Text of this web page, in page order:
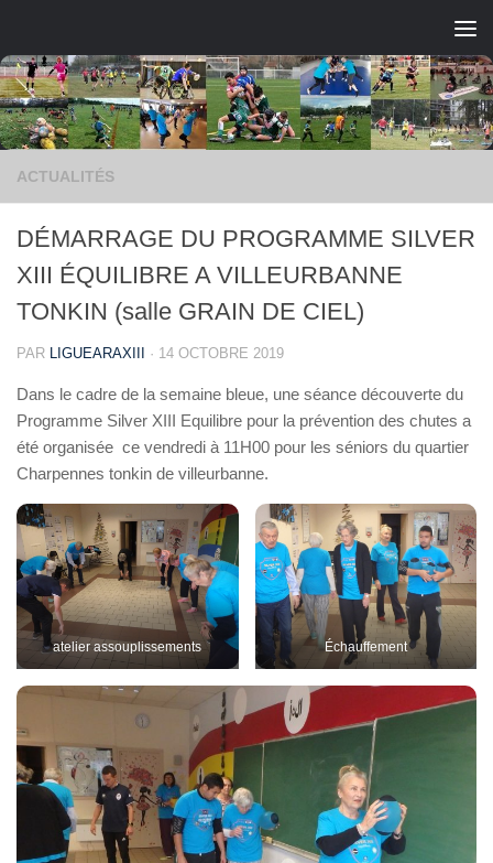
ACTUALITÉS
DÉMARRAGE DU PROGRAMME SILVER
XIII ÉQUILIBRE A VILLEURBANNE
TONKIN (salle GRAIN DE CIEL)
PAR LIGUEARAXIII · 14 OCTOBRE 2019
Dans le cadre de la semaine bleue, une séance découverte du
Programme Silver XIII Equilibre pour la prévention des chutes a
été organisée ce vendredi à 11H00 pour les séniors du quartier
Charpennes tonkin de villeurbanne.
atelier assouplissements Échauffement